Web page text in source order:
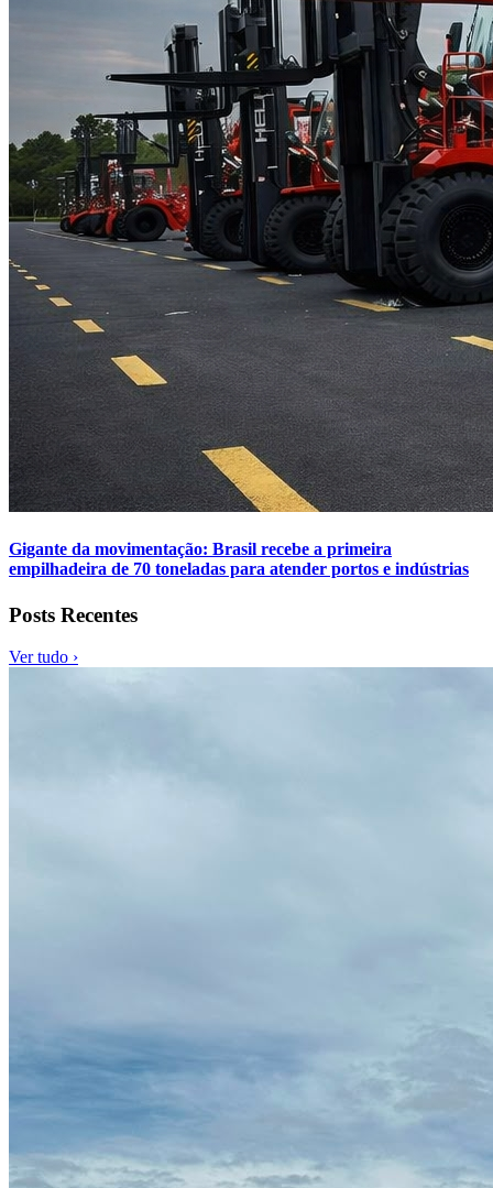
Gigante da movimentação: Brasil recebe a primeira
empilhadeira de 70 toneladas para atender portos e indústrias
Posts Recentes
Ver tudo ›